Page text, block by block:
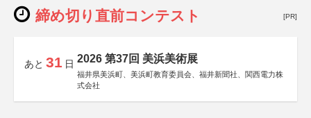
締め切り直前コンテスト [PR]
あと 31 日 2026 第37回 美浜美術展
福井県美浜町、美浜町教育委員会、福井新聞社、関西電力株
式会社